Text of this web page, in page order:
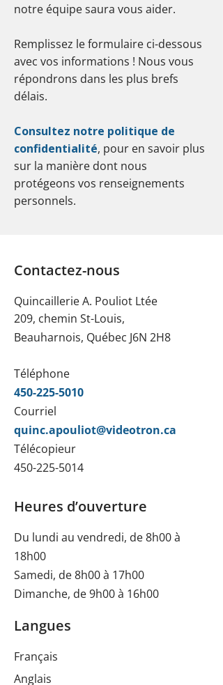
notre équipe saura vous aider.
Remplissez le formulaire ci-dessous
avec vos informations ! Nous vous
répondrons dans les plus brefs
délais.
Consultez notre politique de
confidentialité, pour en savoir plus
sur la manière dont nous
protégeons vos renseignements
personnels.
Contactez-nous
Quincaillerie A. Pouliot Ltée
209, chemin St-Louis,
Beauharnois, Québec J6N 2H8
Téléphone
450-225-5010
Courriel
quinc.apouliot@videotron.ca
Télécopieur
450-225-5014
Heures d’ouverture
Du lundi au vendredi, de 8h00 à
18h00
Samedi, de 8h00 à 17h00
Dimanche, de 9h00 à 16h00
Langues
Français
Anglais